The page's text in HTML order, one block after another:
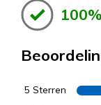
100%
5 Sterren